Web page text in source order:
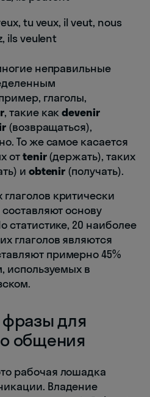
tu veux, il veut, nous
ils veulent
неправильные
глаголы,
, такие какdevenir
(возвращаться),
То же самое касается
отtenir(держать), таких
и obtenir (получать).
критически
основу
статистике, 20 наиболее
глаголов являются
примерно 45%
используемых в
для
общения
рабочая лошадка
Владение